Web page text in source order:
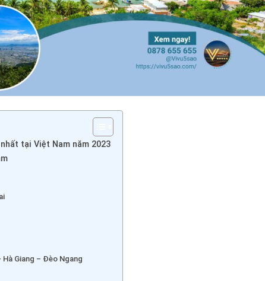
tại Việt Nam năm 2023
Hà Giang – Đèo Ngang